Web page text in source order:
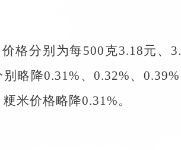
格分别为每500克3.18元、
略降0.31%、0.32%、
米价格略降0.31%。